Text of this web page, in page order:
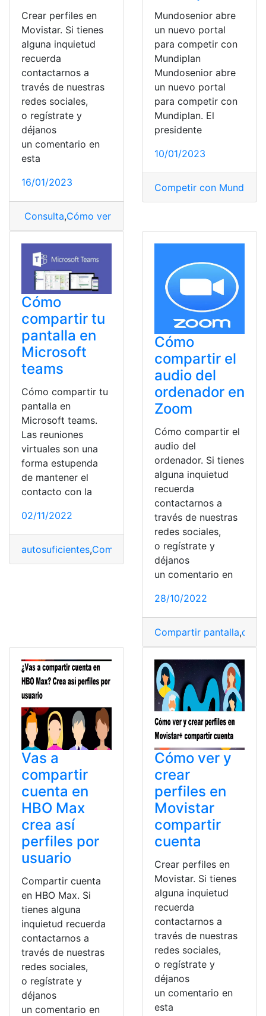
Crear perfiles en
Movistar. Si tienes
alguna inquietud
recuerda
contactarnos a
través de nuestras
redes sociales,
o regístrate y
déjanos
un comentario en
esta
16/01/2023
Consulta,Cómo ver y crear perfiles en Movistar
Mundosenior abre
un nuevo portal
para competir con
Mundiplan
Mundosenior abre
un nuevo portal
para competir con
Mundiplan. El
presidente
10/01/2023
Competir con Mundiplan
Cómo
compartir tu
pantalla en
Microsoft
teams
Cómo compartir tu
pantalla en
Microsoft teams.
Las reuniones
virtuales son una
forma estupenda
de mantener el
contacto con la
02/11/2022
autosuficientes,Compartir Microsoft,Microsoft Teams
Cómo
compartir el
audio del
ordenador en
Zoom
Cómo compartir el
audio del
ordenador. Si tienes
alguna inquietud
recuerda
contactarnos a
través de nuestras
redes sociales,
o regístrate y
déjanos
un comentario en
28/10/2022
Compartir pantalla,
Vas a
compartir
cuenta en
HBO Max
crea así
perfiles por
usuario
Compartir cuenta
en HBO Max. Si
tienes alguna
inquietud recuerda
contactarnos a
través de nuestras
redes sociales,
o regístrate y
déjanos
un comentario en
Cómo ver y
crear
perfiles en
Movistar
compartir
cuenta
Crear perfiles en
Movistar. Si tienes
alguna inquietud
recuerda
contactarnos a
través de nuestras
redes sociales,
o regístrate y
déjanos
un comentario en
esta